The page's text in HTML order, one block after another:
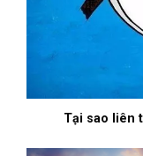
Tại sao liên